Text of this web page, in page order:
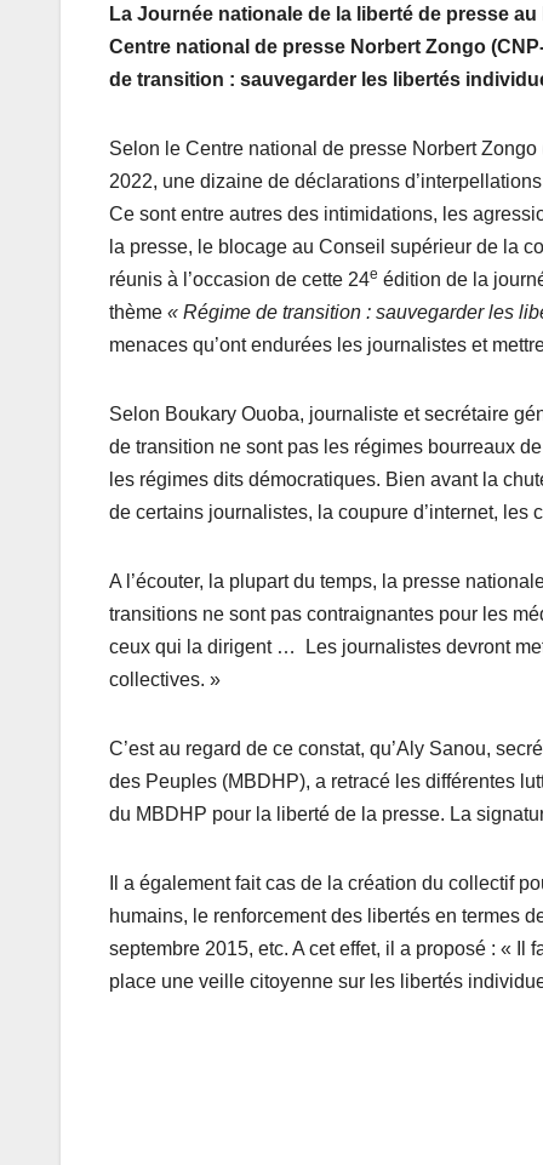
La Journée nationale de la liberté de presse
Centre national de presse Norbert Zongo
de transition : sauvegarder les libertés
Selon le Centre national de presse Norbert
2022, une dizaine de déclarations
Ce sont entre autres des intimidations, les
la presse, le blocage au Conseil supérieur de la
réunis à l’occasion de cette 24e édition de la
thème « Régime de transition : sauvegarder les
menaces qu’ont endurées les journalistes et
Selon Boukary Ouoba, journaliste et secrétaire
de transition ne sont pas les régimes bourreaux
les régimes dits démocratiques. Bien avant la
de certains journalistes, la coupure d’internet, les
A l’écouter, la plupart du temps, la presse
transitions ne sont pas contraignantes pour les
ceux qui la dirigent … Les journalistes devront
collectives. »
C’est au regard de ce constat, qu’Aly Sanou,
des Peuples (MBDHP), a retracé les différentes
du MBDHP pour la liberté de la presse. La
Il a également fait cas de la création du collectif
humains, le renforcement des libertés en termes
septembre 2015, etc. A cet effet, il a proposé : «
place une veille citoyenne sur les libertés